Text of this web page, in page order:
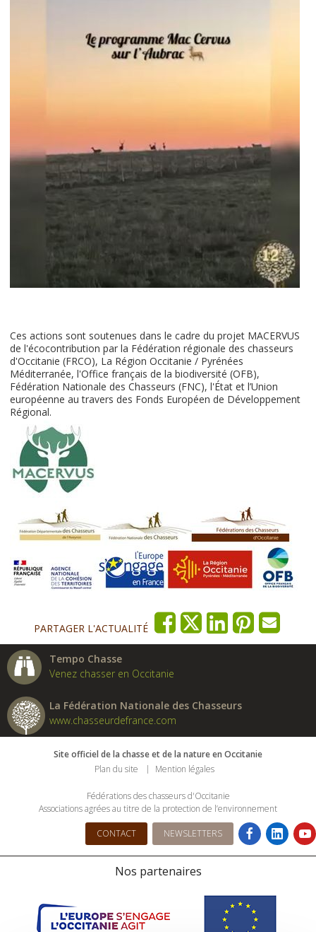
Ces actions sont soutenues dans le cadre du projet MACERVUS
de l'écocontribution par la Fédération régionale des chasseurs
d'Occitanie (FRCO), La Région Occitanie / Pyrénées
Méditerranée, l'Office français de la biodiversité (OFB),
Fédération Nationale des Chasseurs (FNC), l'État et l’Union
européenne au travers des Fonds Européen de Développement
Régional.
PARTAGER L'ACTUALITÉ
Tempo Chasse
Venez chasser en Occitanie
La Fédération Nationale des Chasseurs
www.chasseurdefrance.com
Site officiel de la chasse et de la nature en Occitanie
Plan du site
Mention légales
Fédérations des chasseurs d'Occitanie
Associations agrées au titre de la protection de l’environnement
CONTACT NEWSLETTERS
Nos partenaires